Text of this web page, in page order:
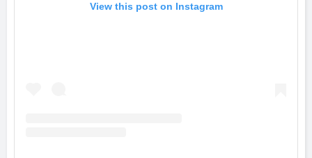
View this post on Instagram